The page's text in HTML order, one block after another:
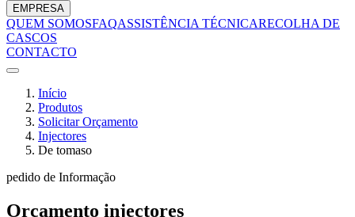
EMPRESA
QUEM SOMOSFAQASSISTÊNCIA TÉCNICARECOLHA DE
CASCOS
CONTACTO
Início
Produtos
Solicitar Orçamento
Injectores
De tomaso
pedido de Informação
Orçamento injectores